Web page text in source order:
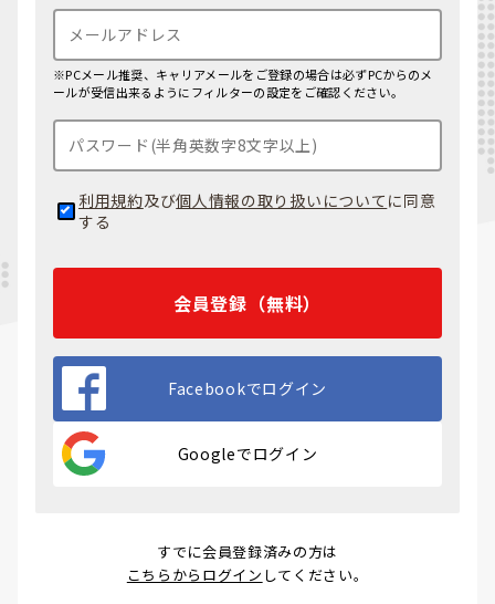
※PCメール推奨、キャリアメールをご登録の場合は必ずPCからのメ
ールが受信出来るようにフィルターの設定をご確認ください。
利用規約及び個人情報の取り扱いについて に同意
する
会員登録（無料）
Facebookでログイン
Googleでログイン
すでに会員登録済みの方は
こちらからログイン してください。